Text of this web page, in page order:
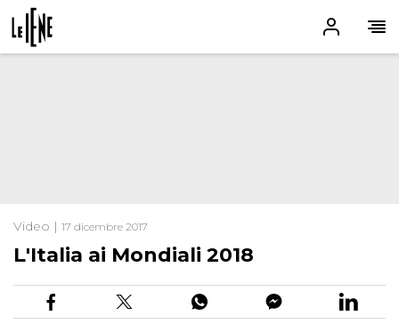
Video | 17 dicembre 2017
L'Italia ai Mondiali 2018